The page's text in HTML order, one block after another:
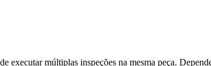
múltiplas inspeções na mesma peça.